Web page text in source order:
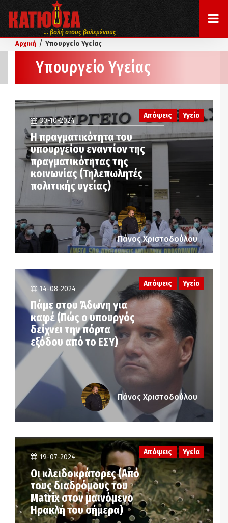
... βολή στους βολεμένους
Αρχική / Υπουργείο Υγείας
Υπουργείο Υγείας
Απόψεις Υγεία
30-10-2024
Η πραγματικότητα του
υπουργείου εναντίον της
πραγματικότητας της
κοινωνίας (Τηλεπωλητές
πολιτικής υγείας)
Πάνος Χριστοδούλου
14-08-2024
Πάμε στου Άδωνη για
καφέ (Πώς ο υπουργός
δείχνει την πόρτα
εξόδου από το ΕΣΥ)
Απόψεις Υγεία
Πάνος Χριστοδούλου
19-07-2024
Οι κλειδοκράτορες (Από
τους διαδρόμους του
Matrix στον μαινόμενο
Ηρακλή του σήμερα)
Απόψεις Υγεία